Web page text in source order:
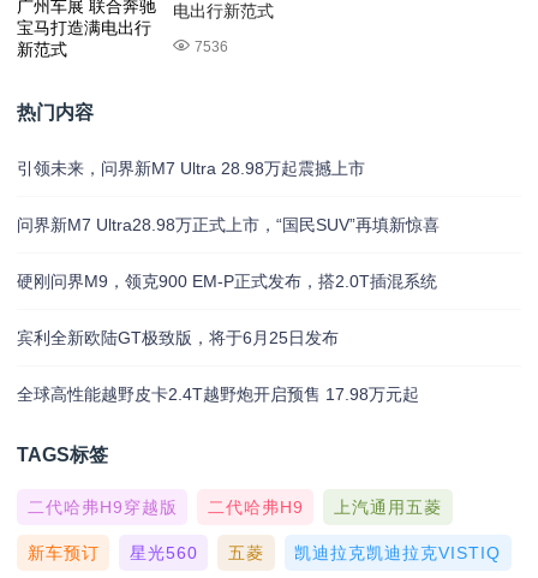
电出行新范式
7536
热门内容
引领未来，问界新M7 Ultra 28.98万起震撼上市
问界新M7 Ultra28.98万正式上市，“国民SUV”再填新惊喜
硬刚问界M9，领克900 EM-P正式发布，搭2.0T插混系统
宾利全新欧陆GT极致版，将于6月25日发布
全球高性能越野皮卡2.4T越野炮开启预售 17.98万元起
TAGS标签
二代哈弗H9穿越版 二代哈弗H9 上汽通用五菱
新车预订 星光560 五菱 凯迪拉克凯迪拉克VISTIQ